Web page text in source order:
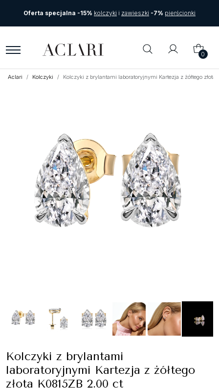
Oferta specjalna -15% kolczyki i zawieszki -7% pierścionki
0
Aclari Kolczyki Kolczyki z brylantami laboratoryjnymi Kartezja z żółtego złota
Kolczyki z brylantami
laboratoryjnymi Kartezja z żółtego
złota K0815ZB 2.00 ct